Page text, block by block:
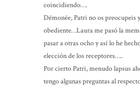
coincidiendo….
Démonée, Patri no os preocupeis
obediente…Laura me pasó la
pasar a otras ocho y así lo he
elección de los receptores…..
Por cierto Patri, menudo lapsus
tengo algunas preguntas al